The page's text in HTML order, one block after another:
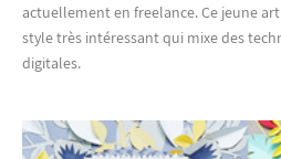
actuellement en freelance. Ce jeune
style très intéressant qui mixe des
digitales.